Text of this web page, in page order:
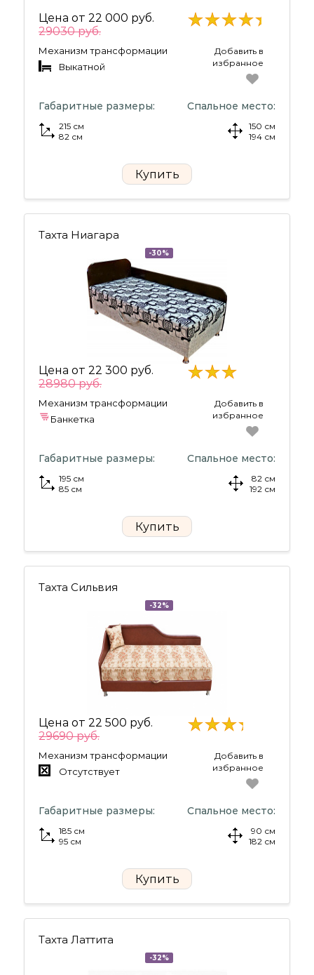
Цена от 22 000 руб.
29030 руб.
Механизм трансформации
Выкатной
Добавить в
избранное
Габаритные размеры:
215 см
82 см
Спальное место:
150 см
194 см
Купить
Тахта Ниагара
-30%
Цена от 22 300 руб.
28980 руб.
Механизм трансформации
Банкетка
Добавить в
избранное
Габаритные размеры:
195 см
85 см
Спальное место:
82 см
192 см
Купить
Тахта Сильвия
-32%
Цена от 22 500 руб.
29690 руб.
Механизм трансформации
Отсутствует
Добавить в
избранное
Габаритные размеры:
185 см
95 см
Спальное место:
90 см
182 см
Купить
Тахта Латтита
-32%